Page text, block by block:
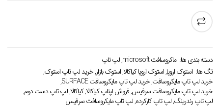
دسته بندی ها: ماكروسافت microsoft ,لپ تاپ
تگ ها: استوك اروپا,استوک اروپا کیاکالا,استوک بازار,خرید لپ تاپ استوک,
خرید لپ تاپ مایکروسافت,خرید لپ تاپ مایکروسافت SURFACE
,
خرید لپ تاپ مایکروسافت سرفیس,فروش لپتاپ کیاکالا,کیاکالا,لپ تاپ دست دوم,
لپ تاپ رندرینگ,لپ تاپ کارکرده,لپ تاپ مایکروسافت سرفیس